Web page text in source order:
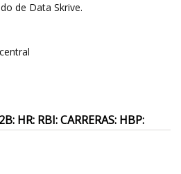
de Data Skrive.
HR: RBI: CARRERAS: HBP: